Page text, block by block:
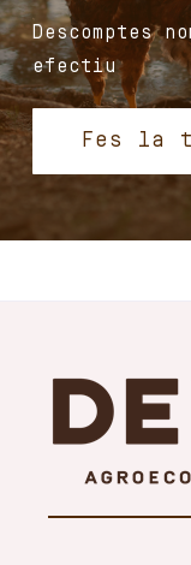
Descomptes
efectiu
Fes la